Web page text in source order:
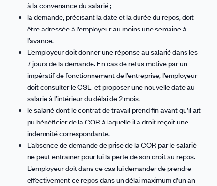
à la convenance du salarié ;
la demande, précisant la date et la durée du repos, doit
être adressée à l’employeur au moins une semaine à
l’avance.
L’employeur doit donner une réponse au salarié dans les
7 jours de la demande. En cas de refus motivé par un
impératif de fonctionnement de l’entreprise, l’employeur
doit consulter le CSE et proposer une nouvelle date au
salarié à l’intérieur du délai de 2 mois.
le salarié dont le contrat de travail prend fin avant qu’il ait
pu bénéficier de la COR à laquelle il a droit reçoit une
indemnité correspondante.
L’absence de demande de prise de la COR par le salarié
ne peut entraîner pour lui la perte de son droit au repos.
L’employeur doit dans ce cas lui demander de prendre
effectivement ce repos dans un délai maximum d’un an